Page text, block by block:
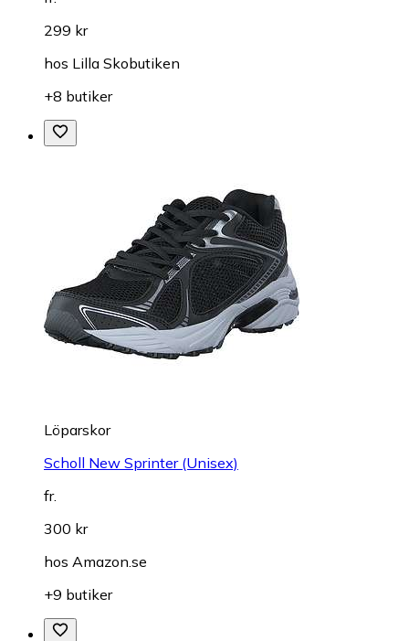
299 kr
hos Lilla Skobutiken
+8 butiker
Löparskor
Scholl New Sprinter (Unisex)
fr.
300 kr
hos Amazon.se
+9 butiker